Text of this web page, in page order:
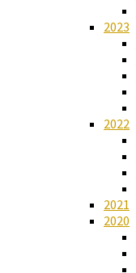
2023
2022
2021
2020